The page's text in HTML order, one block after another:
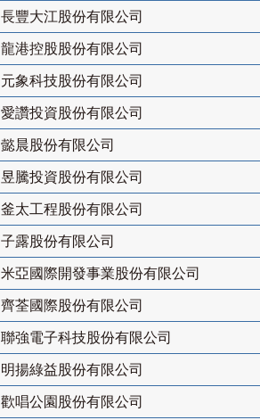
長豐大江股份有限公司
龍港控股股份有限公司
元象科技股份有限公司
愛讚投資股份有限公司
懿晨股份有限公司
昱騰投資股份有限公司
釜太工程股份有限公司
子露股份有限公司
米亞國際開發事業股份有限公司
齊荃國際股份有限公司
聯強電子科技股份有限公司
明揚綠益股份有限公司
歡唱公園股份有限公司